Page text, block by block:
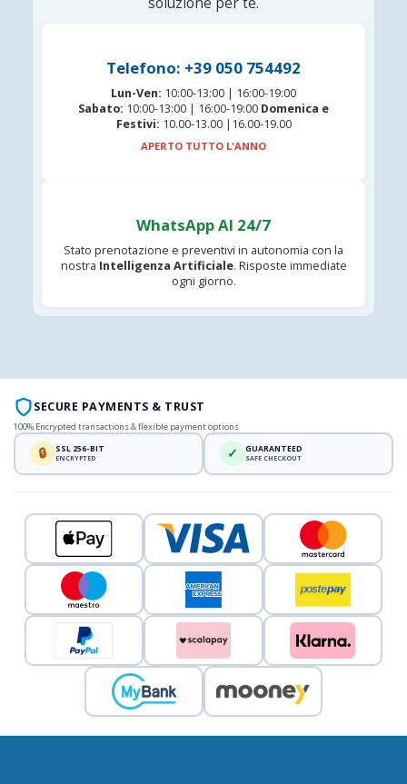
Telefono: +39 050 754492
Lun-Ven: 10:00-13:00 | 16:00-19:00
Sabato: 10:00-13:00 | 16:00-19:00 Domenica e
Festivi: 10.00-13.00 |16.00-19.00
APERTO TUTTO L'ANNO
WhatsApp AI 24/7
Stato prenotazione e preventivi in autonomia con la
nostra Intelligenza Artificiale. Risposte immediate
ogni giorno.
SECURE PAYMENTS & TRUST
100% Encrypted transactions & flexible payment options
🔒 SSL 256-BIT
ENCRYPTED ✓ GUARANTEED
SAFE CHECKOUT